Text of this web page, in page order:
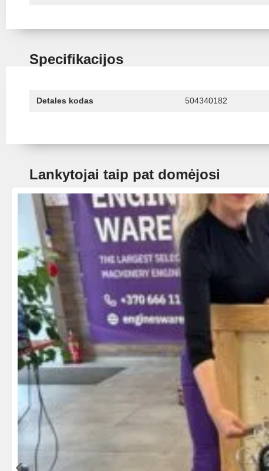
Specifikacijos
Detales kodas 504340182
Lankytojai taip pat domėjosi